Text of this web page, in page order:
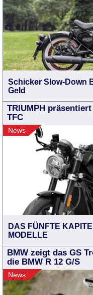
Schicker Slow-Down
Geld
TRIUMPH
TFC
News
DAS FÜNFTE
MODELLE
BMW zeigt das GS
die BMW R 12 G/S
News